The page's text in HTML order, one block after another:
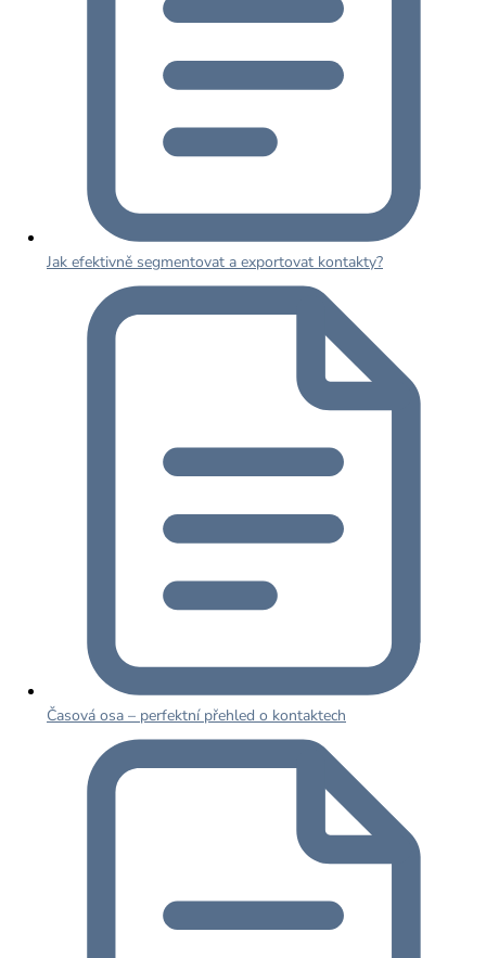
Jak efektivně segmentovat a exportovat kontakty?
Časová osa – perfektní přehled o kontaktech